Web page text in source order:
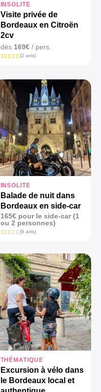
INSOLITE
Visite privée de
Bordeaux en Citroën
2cv
dès 169€/ pers.
(2 avis)
INSOLITE
Balade de nuit dans
Bordeaux en side-car
165€ pour le side-car (1
ou 2 personnes)
(9 avis)
THÉMATIQUE
Excursion à vélo dans
le Bordeaux local et